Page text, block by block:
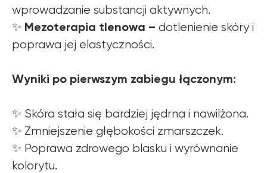
wprowadzanie substancji aktywnych.
✨ Mezoterapia tlenowa – dotlenienie skóry i
poprawa jej elastyczności.
Wyniki po pierwszym zabiegu łączonym:
✨ Skóra stała się bardziej jędrna i nawilżona.
✨ Zmniejszenie głębokości zmarszczek.
✨ Poprawa zdrowego blasku i wyrównanie
kolorytu.